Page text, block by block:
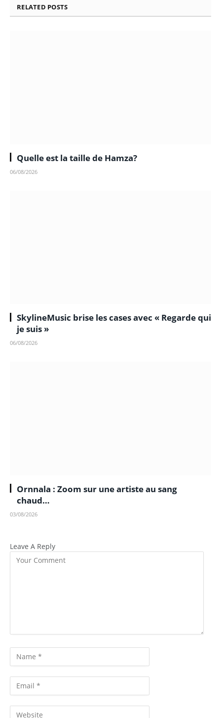
RELATED POSTS
Quelle est la taille de Hamza?
06/08/2026
SkylineMusic brise les cases avec « Regarde qui
je suis »
06/08/2026
Ornnala : Zoom sur une artiste au sang
chaud…
03/08/2026
Leave A Reply